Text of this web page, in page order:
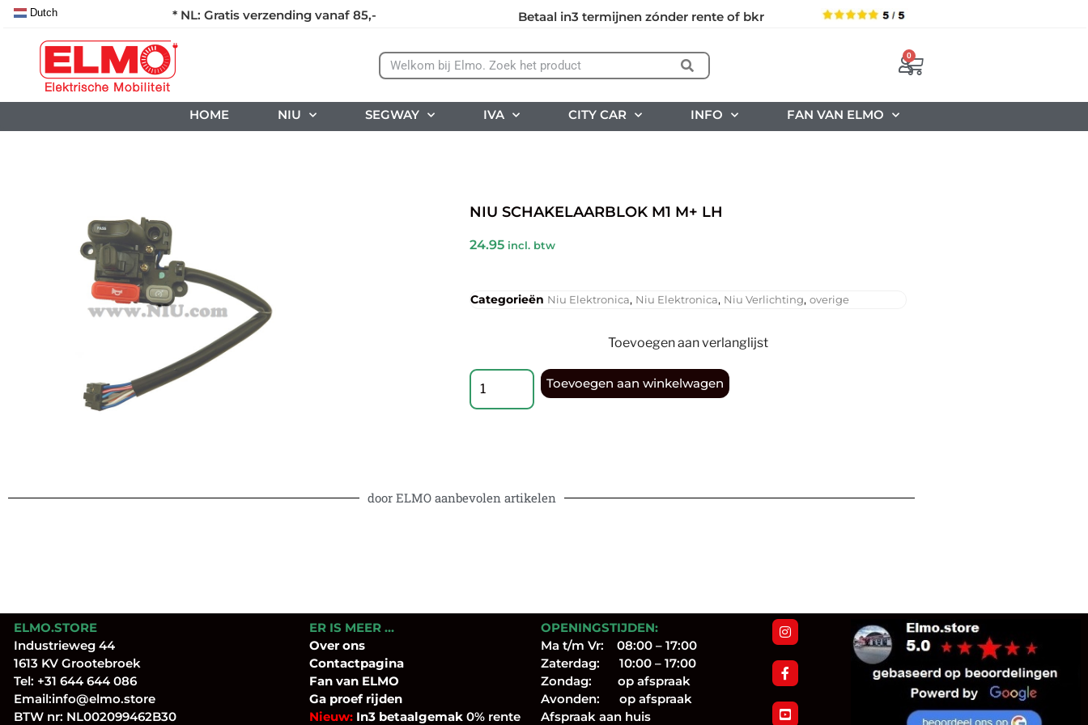
* NL: Gratis verzending vanaf 85,- Betaal in3 termijnen zónder rente of bkr
Dutch
0
HOME NIU SEGWAY IVA CITY CAR INFO FAN VAN ELMO
NIU SCHAKELAARBLOK M1 M+ LH
24.95 incl. btw
Categorieën Niu Elektronica, Niu Elektronica, Niu Verlichting, overige
Toevoegen aan verlanglijst
Toevoegen aan winkelwagen
door ELMO aanbevolen artikelen
ELMO.STORE
Industrieweg 44
1613 KV Grootebroek
Tel: +31 644 644 086
Email:info@elmo.store
BTW nr: NL002099462B30
ER IS MEER …
Over ons
Contactpagina
Fanvan ELMO
Ga proef rijden
Nieuw:In3 betaalgemak 0% rente
OPENINGSTIJDEN:
Ma t/m Vr: 08:00 – 17:00
Zaterdag: 10:00 – 17:00
Zondag: op afspraak
Avonden: op afspraak
Afspraak aan huis